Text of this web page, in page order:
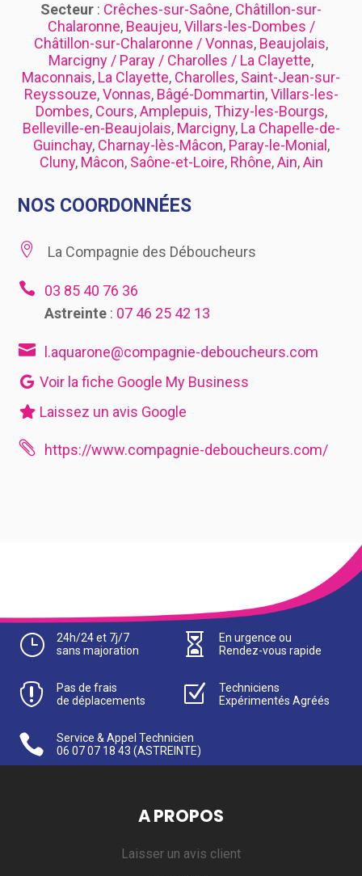
Secteur : Crêches-sur-Saône, Châtillon-sur-
Chalaronne, Beaujeu,Villars-les-Dombes /
Châtillon-sur-Chalaronne / Vonnas, Beaujolais,
Marcigny / Paray / Charolles / La Clayette,
Maconnais, La Clayette, Charolles, Saint-Jean-sur-
Reyssouze,Vonnas, Bâgé-Dommartin,Villars-les-
Dombes, Cours,Amplepuis,Thizy-les-Bourgs,
Belleville-en-Beaujolais, Marcigny, La Chapelle-de-
Guinchay, Charnay-lès-Mâcon, Paray-le-Monial ,
Cluny, Mâcon, Saône-et-Loire, Rhône,Ain,Ain
NOS COORDONNÉES
 La Compagnie des Déboucheurs

03 85 40 76 36
Astreinte: 07 46 25 42 13

l.aquarone@compagnie-deboucheurs.com
Voir la fiche Google My Business
Laissez un avis Google
 https://www.compagnie-deboucheurs.com/
}
24h/24 et 7j/7
sans majoration

En urgence ou
Rendez-vous rapide

Pas de frais
de déplacements
Z
Techniciens
Expérimentés Agréés

Service & Appel Technicien
06 07 07 18 43 (ASTREINTE)
A PROPOS
Laisser un avis client